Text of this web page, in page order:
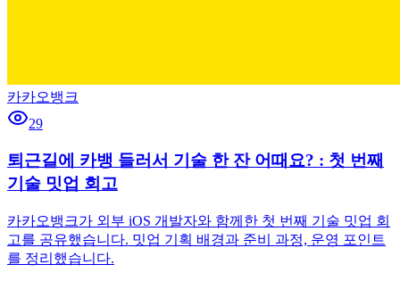
카카오뱅크
29
퇴근길에 카뱅 들러서 기술 한 잔 어때요? : 첫 번째
기술 밋업 회고
카카오뱅크가 외부 iOS 개발자와 함께한 첫 번째 기술 밋업 회
고를 공유했습니다. 밋업 기획 배경과 준비 과정, 운영 포인트
를 정리했습니다.